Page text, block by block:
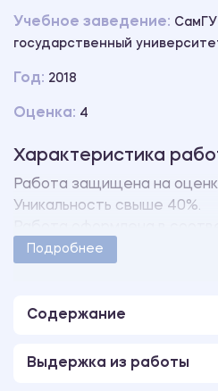
Учебное заведение:
государственный
Год: 2018
Оценка: 4
Характеристика
Работа защищена на
Уникальность свыше 40%.
методическими
Подробнее
Содержание
Выдержка из работы